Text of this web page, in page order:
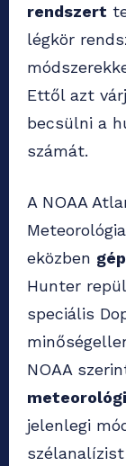
rendszert
légkör
Ettől azt
becsülni a
számát.
A NOAA
eközben
Hunter
speciális
NOAA
jelenlegi